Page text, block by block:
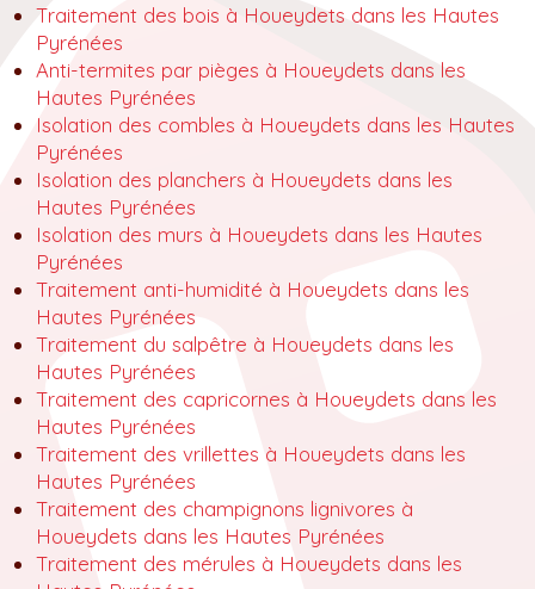
Traitement des bois à Houeydets dans les Hautes
Pyrénées
Anti-termites par pièges à Houeydets dans les
Hautes Pyrénées
Isolation des combles à Houeydets dans les Hautes
Pyrénées
Isolation des planchers à Houeydets dans les
Hautes Pyrénées
Isolation des murs à Houeydets dans les Hautes
Pyrénées
Traitement anti-humidité à Houeydets dans les
Hautes Pyrénées
Traitement du salpêtre à Houeydets dans les
Hautes Pyrénées
Traitement des capricornes à Houeydets dans les
Hautes Pyrénées
Traitement des vrillettes à Houeydets dans les
Hautes Pyrénées
Traitement des champignons lignivores à
Houeydets dans les Hautes Pyrénées
Traitement des mérules à Houeydets dans les